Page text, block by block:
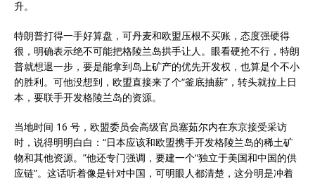
升。
特朗普打得一手好算盘，可丹麦和欧盟压根不买账，态度强硬得
很，明确表示绝不可能把格陵兰岛拱手让人。眼看硬抢不行，特朗
普就想退一步，要是能拿到岛上矿产的优先开发权，也算是个不小
的胜利。可他没想到，欧盟直接来了个“釜底抽薪”，转头就拉上日
本，要联手开发格陵兰岛的资源。
当地时间 16 号，欧盟委员会高级官员塞茹尔内在东京接受采访
时，说得明明白白：“日本应该和欧盟携手开发格陵兰岛的稀土矿
物和其他资源。”他还专门强调，要建一个“独立于美国和中国的供
应链”。这话听着像是针对中国，可明眼人都清楚，这分明是冲着